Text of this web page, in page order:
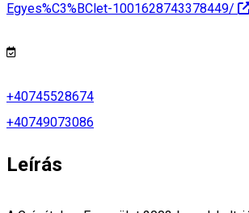
Egyes%C3%BClet-1001628743378449/
+40745528674
+40749073086
Leírás